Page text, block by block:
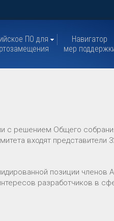
ПО для
Навигатор
мер
с решением Общего
входят представители
позиции членов
разработчиков в